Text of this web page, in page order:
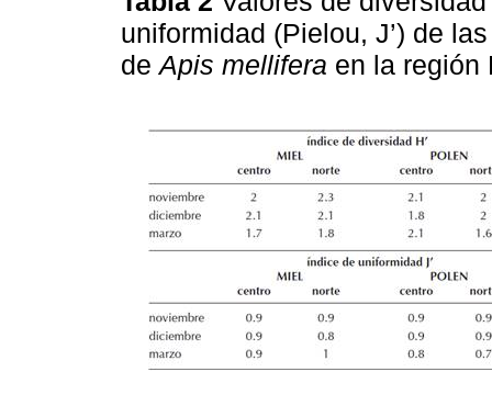
uniformidad (Pielou, J’) de
deApis mellifera en la región